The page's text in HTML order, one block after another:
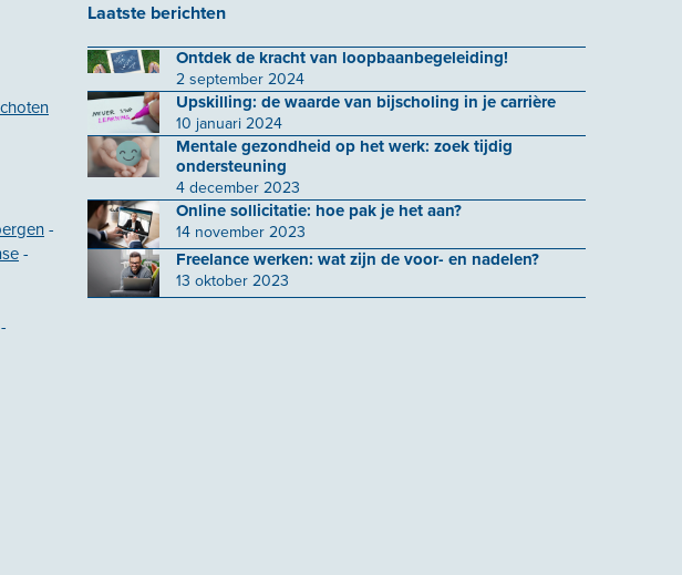
-
-
-
Laatste berichten
Ontdek de kracht van loopbaanbegeleiding!
2 september 2024
Upskilling: de waarde van bijscholing in je carrière
10 januari 2024
Mentale gezondheid op het werk: zoek tijdig
ondersteuning
4 december 2023
Online sollicitatie: hoe pak je het aan?
14 november 2023
Freelance werken: wat zijn de voor- en nadelen?
13 oktober 2023